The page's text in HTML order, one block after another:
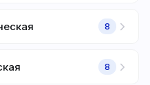
8
8